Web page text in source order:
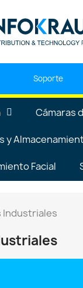
Soporte
Cámaras
y
Facial
Industriales